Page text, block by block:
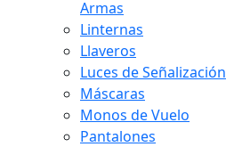
Armas
Linternas
Llaveros
Luces de Señalización
Máscaras
Monos de Vuelo
Pantalones